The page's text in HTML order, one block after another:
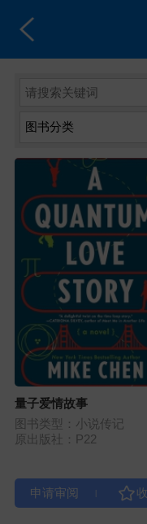
量子爱情故事
图书类型：小说传记
原出版社：P22